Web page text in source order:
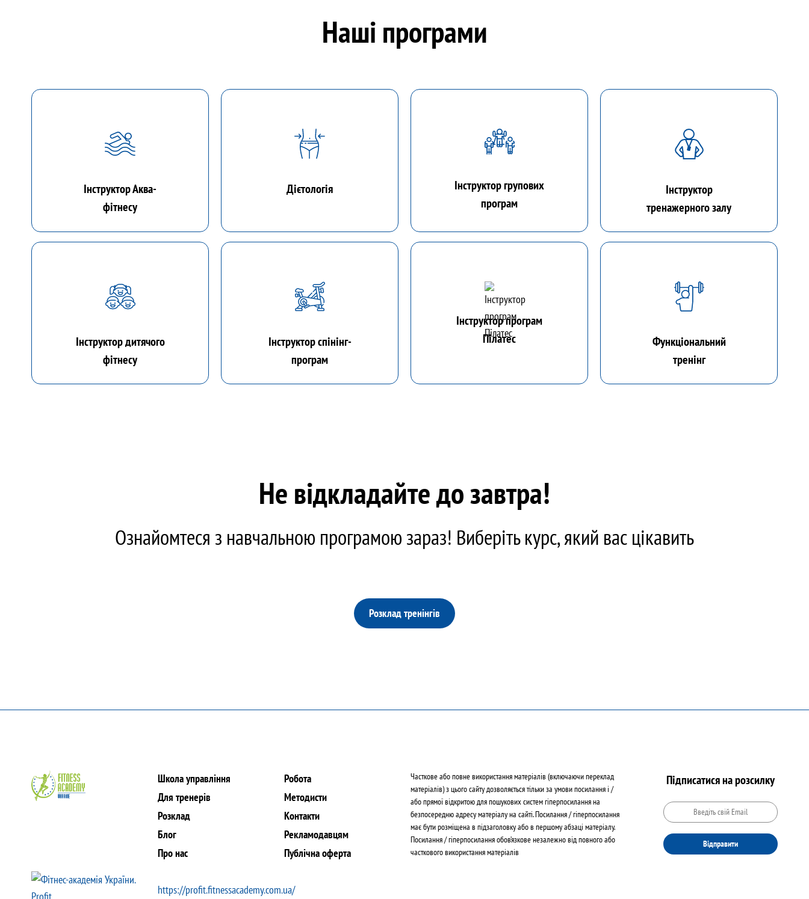
Наші програми
Інструктор Аква-
фітнесу
Дієтологія
Інструктор групових
програм
Інструктор
тренажерного залу
Інструктор дитячого
фітнесу
Інструктор спінінг-
програм
Інструктор програм
Пілатес
Функціональний
тренінг
Не відкладайте до завтра!
Ознайомтеся з навчальною програмою зараз! Виберіть курс, який вас цікавить
Розклад тренінгів
Школа управління
Для тренерів
Розклад
Блог
Про нас
Робота
Методисти
Контакти
Рекламодавцям
Публічна оферта
https://profit.fitnessacademy.com.ua/
Часткове або повне використання матеріалів (включаючи переклад
матеріалів) з цього сайту дозволяється тільки за умови посилання і /
або прямої відкритою для пошукових систем гіперпосилання на
безпосередню адресу матеріалу на сайті. Посилання / гіперпосилання
має бути розміщена в підзаголовку або в першому абзаці матеріалу.
Посилання / гіперпосилання обов’язкове незалежно від повного або
часткового використання матеріалів
Підписатися на розсилку
Відправити